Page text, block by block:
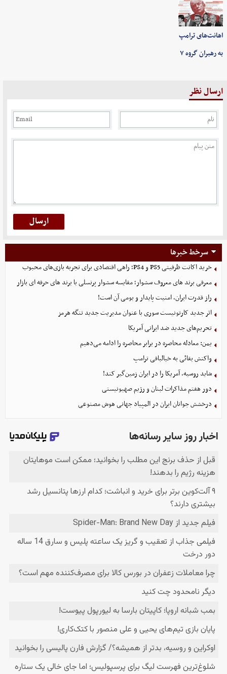
اهانت‌های ترامپ
به رهبران گروه ۷
ارسال نظر
سرخط خبرها
خرید اکانت ظرفیتی PS5 و PS4؛ راهی اقتصادی برای تجربه بازی‌های محبوب
معرفی برند های معروف سشوار؛ مقایسه سشوار پرنسلی با برند های حرفه ای بازار
راز قدرت ایران، امنیت پایدار و بومی آن است!
اثر جدید کارتونیست سوری با عنوان مدیریت جدید تنگه هرمز
تحریم‌های جدید ضد ایرانی آمریکا
یمن: معادله محاصره در برابر محاصره را ادامه می‌دهیم
واکنش بقائی به خیالبافی ترامپ
شاید روسیه، آمریکا را در ایران زمین‌گیر کند!
دور هفتم مذاکرات لبنان و رژیم صهیونیستی
درخشش جوانان ایران در المپیاد جهانی هوش مصنوعی